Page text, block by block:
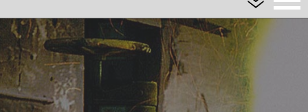
Giesserei
Sandguss
Aluminium-Sandguss
Magnesium-Sandguss